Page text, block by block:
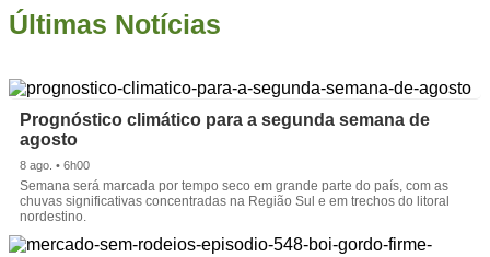
Últimas Notícias
Prognóstico climático para a segunda semana de
agosto
8 ago. • 6h00
Semana será marcada por tempo seco em grande parte do país, com as
chuvas significativas concentradas na Região Sul e em trechos do litoral
nordestino.